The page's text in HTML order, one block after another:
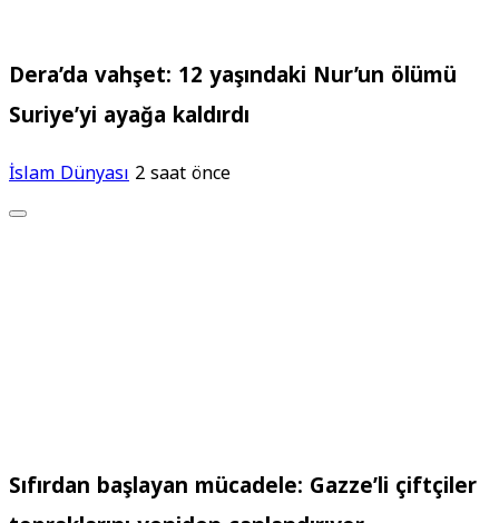
Dera’da vahşet: 12 yaşındaki Nur’un ölümü
Suriye’yi ayağa kaldırdı
İslam Dünyası2 saat önce
Sıfırdan başlayan mücadele: Gazze’li çiftçiler